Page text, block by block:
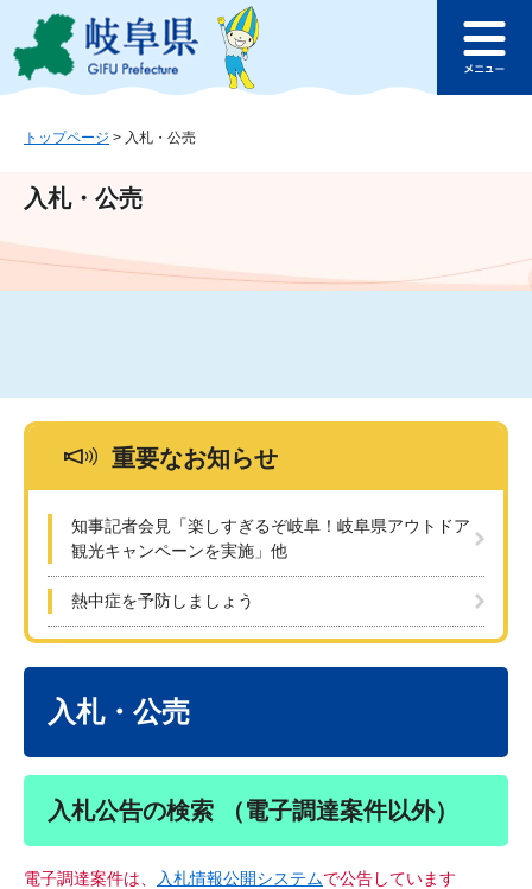
ジ
ュ
文
このページの本文へ
ュ
トップページ > 入札・公売
入札・公売
重要なお知らせ
知事記者会見「楽しすぎるぞ岐阜！岐阜県アウトドア
観光キャンペーンを実施」他
熱中症を予防しましょう
入札・公売
入札公告の検索 （電子調達案件以外）
電子調達案件は、 入札情報公開システムで公告しています